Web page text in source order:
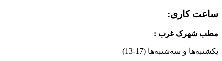
ساعت کاری:
مطب شهرک غرب :
یکشنبه‌ها و سه‌شنبه‌ها (17-13)